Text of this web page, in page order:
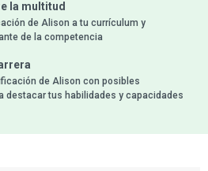
la multitud
de Alison a tu currículum y
de la competencia
de Alison con posibles
destacar tus habilidades y capacidades